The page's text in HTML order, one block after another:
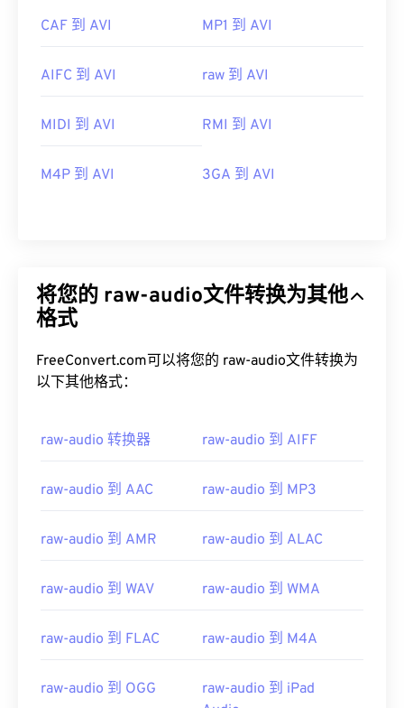
CAF 到 AVI MP1 到 AVI
AIFC 到 AVI raw 到 AVI
MIDI 到 AVI RMI 到 AVI
M4P 到 AVI 3GA 到 AVI
将您的 raw-audio文件转换为其他
格式
FreeConvert.com可以将您的 raw-audio文件转换为
以下其他格式：
raw-audio 转换器 raw-audio 到 AIFF
raw-audio 到 AAC raw-audio 到 MP3
raw-audio 到 AMR raw-audio 到 ALAC
raw-audio 到 WAV raw-audio 到 WMA
raw-audio 到 FLAC raw-audio 到 M4A
raw-audio 到 OGG
raw-audio 到 iPad